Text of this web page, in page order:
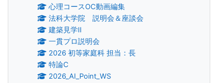
心理コースOC動画編集
法科大学院 説明会＆座談会
建築見学Ⅱ
一貫プロ説明会
2026 初等家庭科 担当：長
特論C
2026_AI_Point_WS